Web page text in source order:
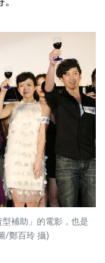
型補助」的電影，也是
/鄭百玲 攝)